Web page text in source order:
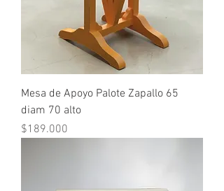
Mesa de Apoyo Palote Zapallo 65
diam 70 alto
Precio
$189.000